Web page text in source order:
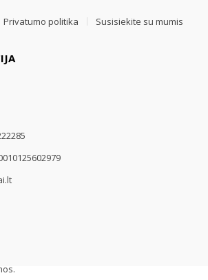
Privatumo politika Susisiekite su mumis